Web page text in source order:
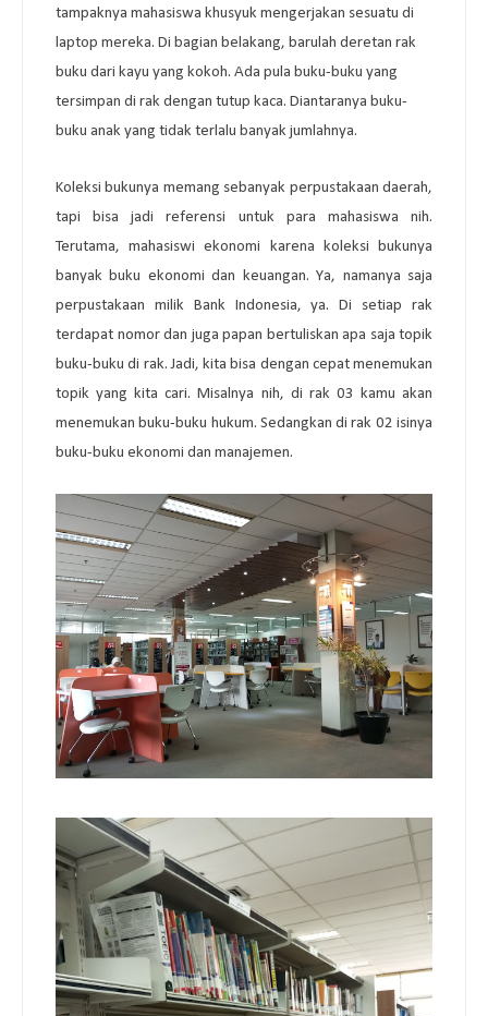
tampaknya mahasiswa khusyuk mengerjakan sesuatu di
laptop mereka. Di bagian belakang, barulah deretan rak
buku dari kayu yang kokoh. Ada pula buku-buku yang
tersimpan di rak dengan tutup kaca. Diantaranya buku-
buku anak yang tidak terlalu banyak jumlahnya.
Koleksi bukunya memang sebanyak perpustakaan daerah,
tapi bisa jadi referensi untuk para mahasiswa nih.
Terutama, mahasiswi ekonomi karena koleksi bukunya
banyak buku ekonomi dan keuangan. Ya, namanya saja
perpustakaan milik Bank Indonesia, ya. Di setiap rak
terdapat nomor dan juga papan bertuliskan apa saja topik
buku-buku di rak. Jadi, kita bisa dengan cepat menemukan
topik yang kita cari. Misalnya nih, di rak 03 kamu akan
menemukan buku-buku hukum. Sedangkan di rak 02 isinya
buku-buku ekonomi dan manajemen.